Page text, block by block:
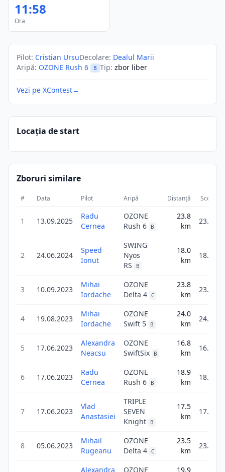
11:58
Ora
Pilot: Cristian UrsuDecolare: Dealul Marii
Aripă: OZONE Rush 6 B Tip: zbor liber
Vezi pe XContest→
Locația de start
Zboruri similare
# Data Pilot Aripă Distanță Scor
1 13.09.2025
Radu
Cernea
OZONE
Rush 6
B
23.8
km
23.8
2 24.06.2024
Speed
Ionut
SWING
Nyos
RS
B
18.0
km
18.0
3 10.09.2023
Mihai
Iordache
OZONE
Delta 4 C
23.8
km
23.8
4 19.08.2023
Mihai
Iordache
OZONE
Swift 5
B
24.0
km
24.0
5 17.06.2023
Alexandra
Neacsu
OZONE
SwiftSix
B
16.8
km
16.8
6 17.06.2023
Radu
Cernea
OZONE
Rush 6
B
18.9
km
18.9
7 17.06.2023
Vlad
Anastasiei
TRIPLE
SEVEN
Knight
B
17.5
km
17.5
8 05.06.2023
Mihail
Rugeanu
OZONE
Delta 4 C
23.5
km
23.5
Alexandra OZONE 19.9